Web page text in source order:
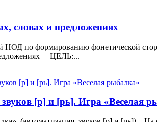
словах и предложениях
НОД по формированию фонетической
ЦЕЛЬ:...
[р] и [рь]. Игра «Веселая